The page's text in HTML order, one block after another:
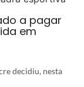
a pagar
em
decidiu, nesta